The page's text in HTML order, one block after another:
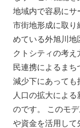
地域内で容易にサ
市街地形成に取り
めている外旭川地
クトシティの考
民連携によるま
減少下にあっても
人口の拡大によ
のです。 このモ
や資金を活用して